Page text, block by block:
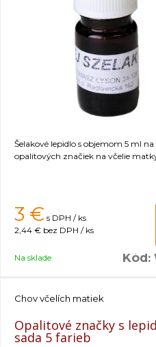
Šelakové lepidlo s objemom 5 ml na
opalitových značiek na včelie
3 € s DPH / ks
2,44 € bez DPH / ks
Na sklade Kód:
Chov včelích matiek
Opalitové značky s
sada 5 farieb